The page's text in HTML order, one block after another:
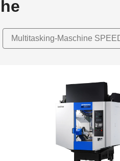
Multitasking-Maschine